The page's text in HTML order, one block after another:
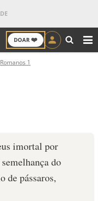
DOAR ❤️
Romanos 1
imortal por
do
de pássaros,